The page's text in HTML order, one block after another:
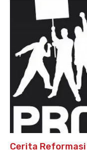
Cerita Reformasi